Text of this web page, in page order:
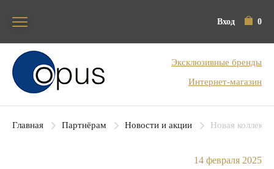
Вход 0
Блок поиска
Эксклюзивные бренды
Интернет-магазин
Главная Партнёрам Новости и акции Новая
14 февраля 2025